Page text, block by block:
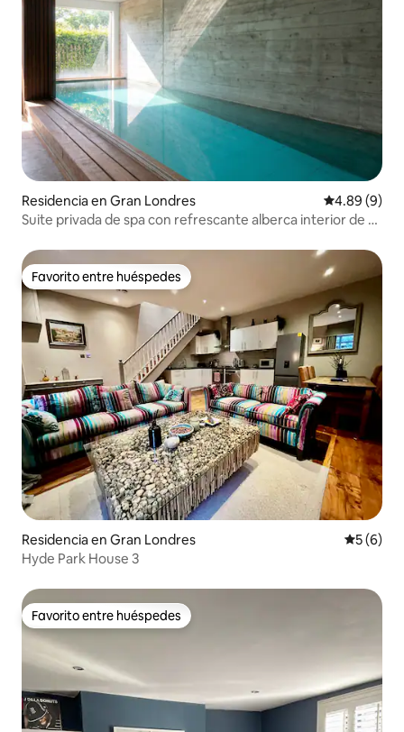
Residencia en Gran Londres Calificación
4.89 (9)
Suite privada de spa con refrescante alberca interior de 12
Favorito entre huéspedes
Favorito entre huéspedes
Residencia en Gran Londres
5 (6)
Hyde Park House 3
Favorito entre huéspedes
Favorito entre huéspedes